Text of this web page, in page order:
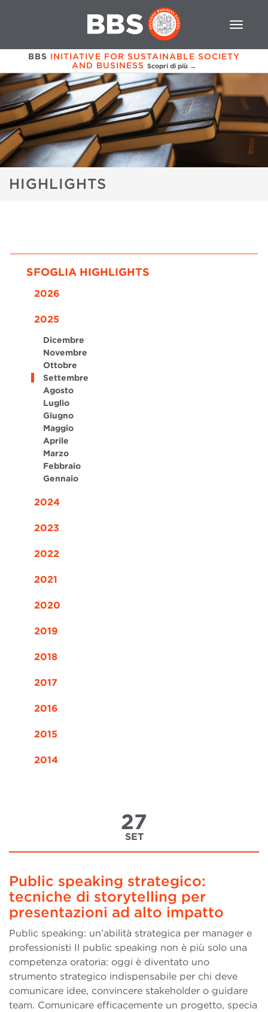
BBS INITIATIVE FOR SUSTAINABLE SOCIETY
AND BUSINESS Scopri di più →
HIGHLIGHTS
SFOGLIA HIGHLIGHTS
2026
2025
Dicembre
Novembre
Ottobre
Settembre
Agosto
Luglio
Giugno
Maggio
Aprile
Marzo
Febbraio
Gennaio
2024
2023
2022
2021
2020
2019
2018
2017
2016
2015
2014
27
SET
Public speaking strategico:
tecniche di storytelling per
presentazioni ad alto impatto
Public speaking: un’abilità strategica per manager e
professionisti Il public speaking non è più solo una
competenza oratoria: oggi è diventato uno
strumento strategico indispensabile per chi deve
comunicare idee, convincere stakeholder o guidare
team. Comunicare efficacemente un progetto, specia